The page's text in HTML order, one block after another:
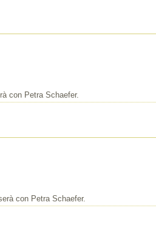
con Petra Schaefer.
con Petra Schaefer.